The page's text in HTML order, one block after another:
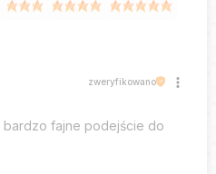
zweryfikowano
fajne podejście do